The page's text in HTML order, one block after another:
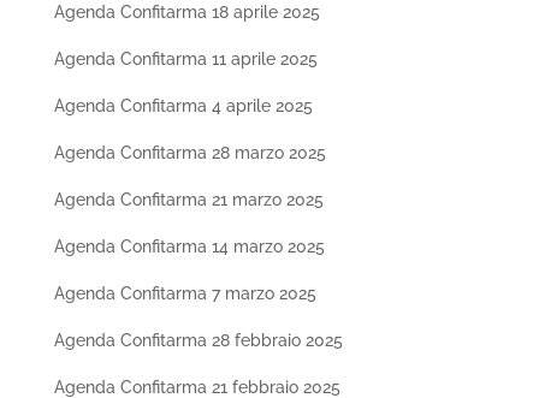
Agenda Confitarma 18 aprile 2025
Agenda Confitarma 11 aprile 2025
Agenda Confitarma 4 aprile 2025
Agenda Confitarma 28 marzo 2025
Agenda Confitarma 21 marzo 2025
Agenda Confitarma 14 marzo 2025
Agenda Confitarma 7 marzo 2025
Agenda Confitarma 28 febbraio 2025
Agenda Confitarma 21 febbraio 2025